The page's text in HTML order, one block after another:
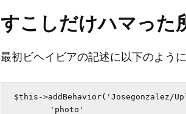
すこしだけハマった
最初ビヘイビアの記述に以下のよう
$this->addBehavior('Josegonzalez/